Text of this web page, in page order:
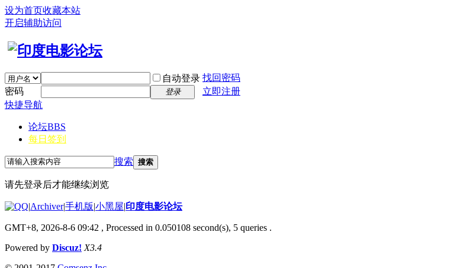
设为首页收藏本站
开启辅助访问
自动登录 找回密码
密码
登录
立即注册
快捷导航
论坛BBS
每日签到
搜索 搜索
请先登录后才能继续浏览
|Archiver|手机版|小黑屋|印度电影论坛
GMT+8, 2026-8-6 09:42 , Processed in 0.050108 second(s), 5 queries .
Powered by Discuz! X3.4